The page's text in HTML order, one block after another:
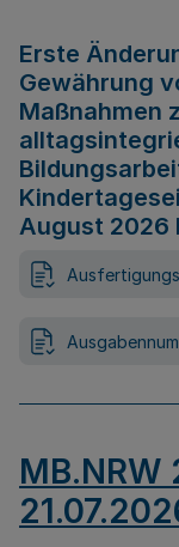
Erste
Gewährung
Maßnahmen
August 2026
MB.NRW